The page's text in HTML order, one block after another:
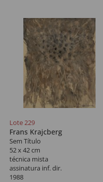
Lote 229
Frans Krajcberg
Sem Título
52 x 42 cm
técnica mista
assinatura inf. dir.
1988